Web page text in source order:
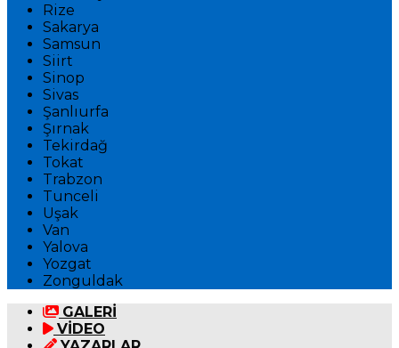
Rize
Sakarya
Samsun
Siirt
Sinop
Sivas
Şanlıurfa
Şırnak
Tekirdağ
Tokat
Trabzon
Tunceli
Uşak
Van
Yalova
Yozgat
Zonguldak
GALERİ
VİDEO